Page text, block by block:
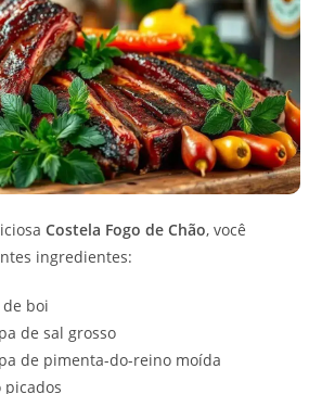
Costela Fogo de Chão, você
ingredientes:
de boi
de sal grosso
de pimenta-do-reino moída
picados